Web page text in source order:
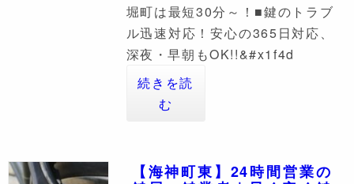
堀町は最短30分～！■鍵のトラブ
ル迅速対応！安心の365日対応、
深夜・早朝もOK!!&#x1f4d
続きを読
む
【海神町東】24時間営業の